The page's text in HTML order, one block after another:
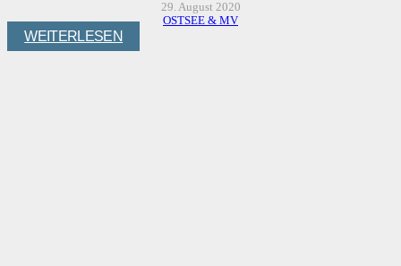
29. August 2020
OSTSEE & MV
WEITERLESEN